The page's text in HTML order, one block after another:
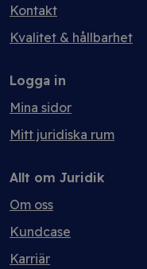
Kontakt
Kvalitet & hållbarhet
Logga in
Mina sidor
Mitt juridiska rum
Allt om Juridik
Om oss
Kundcase
Karriär